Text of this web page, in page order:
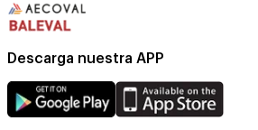
Descarga nuestra APP